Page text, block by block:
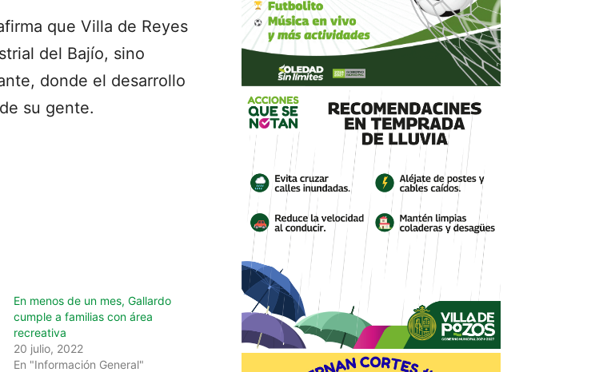
que Villa de Reyes
del Bajío, sino
donde el desarrollo
su gente.
En menos de un mes, Gallardo
cumple a familias con área
recreativa
20 julio, 2022
En "Información General"